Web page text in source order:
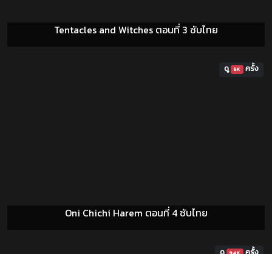
Tentacles and Witches ตอนที่ 3 ซับไทย
Oni Chichi Harem ตอนที่ 4 ซับไทย
ดู 5K ครั้ง